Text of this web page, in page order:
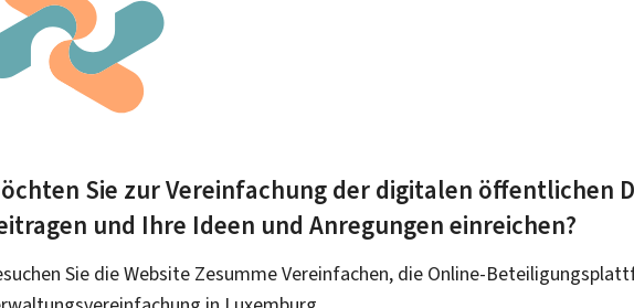
Sie zur Vereinfachung der digitalen öffentlichen
und Ihre Ideen und Anregungen einreichen?
Sie die Website Zesumme Vereinfachen, die Online-